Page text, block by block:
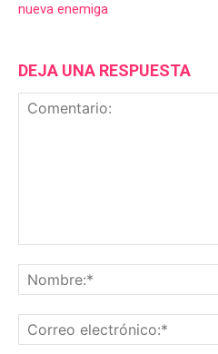
nueva enemiga
DEJA UNA RESPUESTA